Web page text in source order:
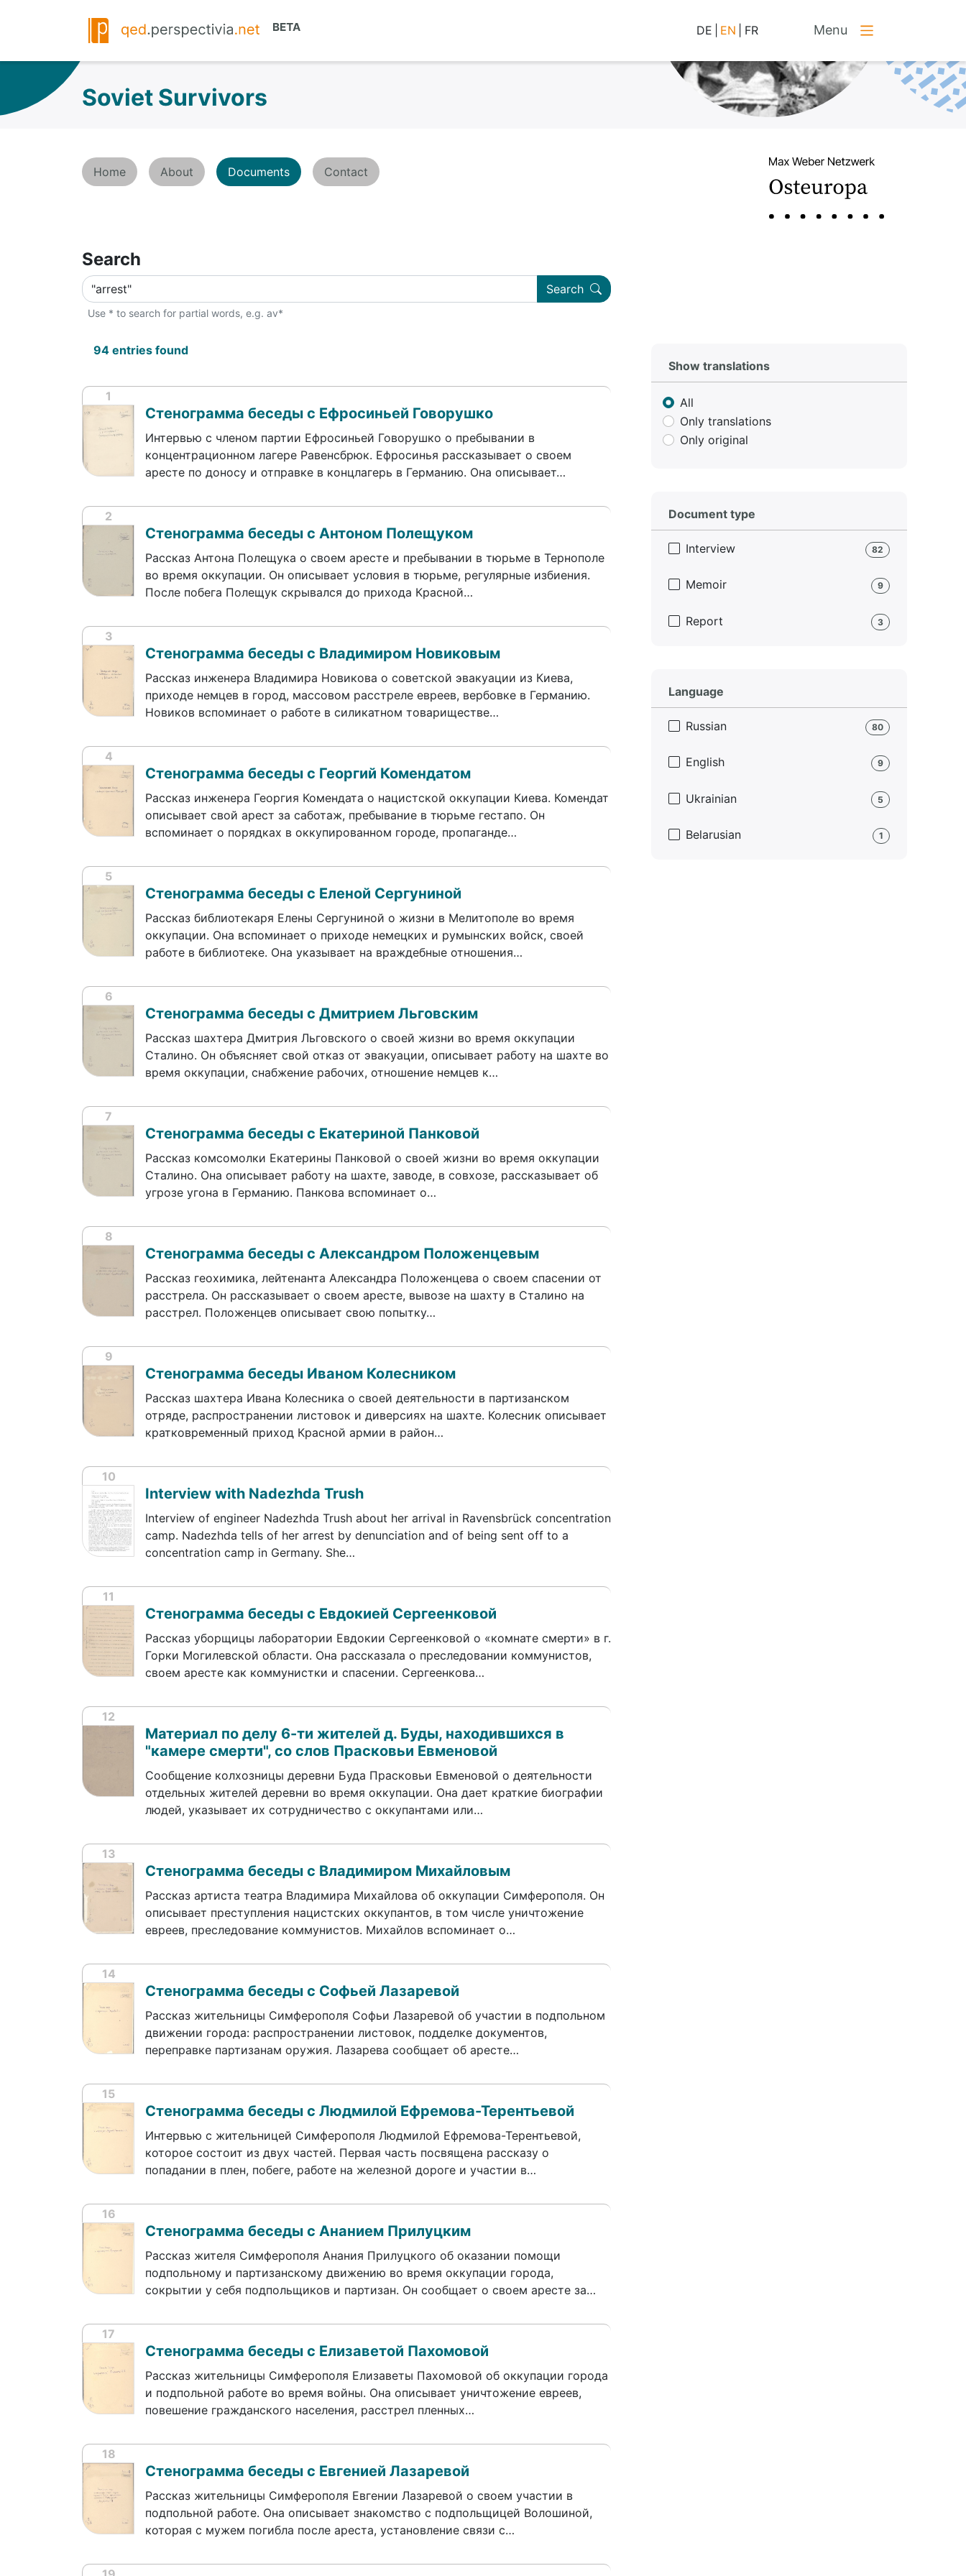
DE EN FR Menu
Soviet Survivors
Home About Documents Contact
Search
Search
Use * to search for partial words, e.g. av*
94 entries found
1
Стенограмма беседы с Ефросиньей Говорушко
Интервью с членом партии Ефросиньей Говорушко о пребывании в
концентрационном лагере Равенсбрюк. Ефросинья рассказывает о своем
аресте по доносу и отправке в концлагерь в Германию. Она описывает…
2
Стенограмма беседы с Антоном Полещуком
Рассказ Антона Полещука о своем аресте и пребывании в тюрьме в Тернополе
во время оккупации. Он описывает условия в тюрьме, регулярные избиения.
После побега Полещук скрывался до прихода Красной…
3
Стенограмма беседы с Владимиром Новиковым
Рассказ инженера Владимира Новикова о советской эвакуации из Киева,
приходе немцев в город, массовом расстреле евреев, вербовке в Германию.
Новиков вспоминает о работе в силикатном товариществе…
4
Стенограмма беседы с Георгий Комендатом
Рассказ инженера Георгия Комендата о нацистской оккупации Киева. Комендат
описывает свой арест за саботаж, пребывание в тюрьме гестапо. Он
вспоминает о порядках в оккупированном городе, пропаганде…
5
Стенограмма беседы с Еленой Сергуниной
Рассказ библиотекаря Елены Сергуниной о жизни в Мелитополе во время
оккупации. Она вспоминает о приходе немецких и румынских войск, своей
работе в библиотеке. Она указывает на враждебные отношения…
6
Стенограмма беседы с Дмитрием Льговским
Рассказ шахтера Дмитрия Льговского о своей жизни во время оккупации
Сталино. Он объясняет свой отказ от эвакуации, описывает работу на шахте во
время оккупации, снабжение рабочих, отношение немцев к…
7
Стенограмма беседы с Екатериной Панковой
Рассказ комсомолки Екатерины Панковой о своей жизни во время оккупации
Сталино. Она описывает работу на шахте, заводе, в совхозе, рассказывает об
угрозе угона в Германию. Панкова вспоминает о…
8
Стенограмма беседы с Александром Положенцевым
Рассказ геохимика, лейтенанта Александра Положенцева о своем спасении от
расстрела. Он рассказывает о своем аресте, вывозе на шахту в Сталино на
расстрел. Положенцев описывает свою попытку…
9
Стенограмма беседы Иваном Колесником
Рассказ шахтера Ивана Колесника о своей деятельности в партизанском
отряде, распространении листовок и диверсиях на шахте. Колесник описывает
кратковременный приход Красной армии в район…
10
Interview with Nadezhda Trush
Interview of engineer Nadezhda Trush about her arrival in Ravensbrück concentration
camp. Nadezhda tells of her arrest by denunciation and of being sent off to a
concentration camp in Germany. She…
11
Стенограмма беседы с Евдокией Сергеенковой
Рассказ уборщицы лаборатории Евдокии Сергеенковой о «комнате смерти» в г.
Горки Могилевской области. Она рассказала о преследовании коммунистов,
своем аресте как коммунистки и спасении. Сергеенкова…
12
Материал по делу 6-ти жителей д. Буды, находившихся в
"камере смерти", со слов Прасковьи Евменовой
Сообщение колхозницы деревни Буда Прасковьи Евменовой о деятельности
отдельных жителей деревни во время оккупации. Она дает краткие биографии
людей, указывает их сотрудничество с оккупантами или…
13
Стенограмма беседы с Владимиром Михайловым
Рассказ артиста театра Владимира Михайлова об оккупации Симферополя. Он
описывает преступления нацистских оккупантов, в том числе уничтожение
евреев, преследование коммунистов. Михайлов вспоминает о…
14
Стенограмма беседы с Софьей Лазаревой
Рассказ жительницы Симферополя Софьи Лазаревой об участии в подпольном
движении города: распространении листовок, подделке документов,
переправке партизанам оружия. Лазарева сообщает об аресте…
15
Стенограмма беседы с Людмилой Ефремова-Терентьевой
Интервью с жительницей Симферополя Людмилой Ефремова-Терентьевой,
которое состоит из двух частей. Первая часть посвящена рассказу о
попадании в плен, побеге, работе на железной дороге и участии в…
16
Стенограмма беседы с Ананием Прилуцким
Рассказ жителя Симферополя Анания Прилуцкого об оказании помощи
подпольному и партизанскому движению во время оккупации города,
сокрытии у себя подпольщиков и партизан. Он сообщает о своем аресте за…
17
Стенограмма беседы с Елизаветой Пахомовой
Рассказ жительницы Симферополя Елизаветы Пахомовой об оккупации города
и подпольной работе во время войны. Она описывает уничтожение евреев,
повешение гражданского населения, расстрел пленных…
18
Стенограмма беседы с Евгенией Лазаревой
Рассказ жительницы Симферополя Евгении Лазаревой о своем участии в
подпольной работе. Она описывает знакомство с подпольщицей Волошиной,
которая с мужем погибла после ареста, установление связи с…
Show translations
All
Only translations
Only original
Document type
Interview 82
Memoir 9
Report 3
Language
Russian 80
English 9
Ukrainian 5
Belarusian 1